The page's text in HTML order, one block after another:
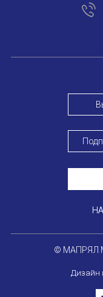
© МАПРЯЛ
Дизайн